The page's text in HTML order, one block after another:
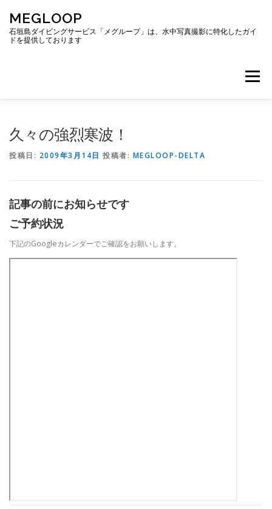
ッ
MEGLOOP
石垣島ダイビングサービス「メグループ」は、水中写真撮影に特化したガイ
ドを提供しております
メニュー
久々の強烈寒波！
投稿日: 2009年3月14日 投稿者: MEGLOOP-DELTA
記事の前にお知らせです
ご予約状況
下記のGoogleカレンダーでご確認をお願いします。